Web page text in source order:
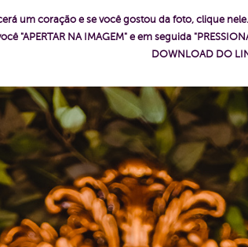
um coração e se você gostou da foto, clique
"APERTAR NA IMAGEM" e em seguida
DOWNLOAD DO